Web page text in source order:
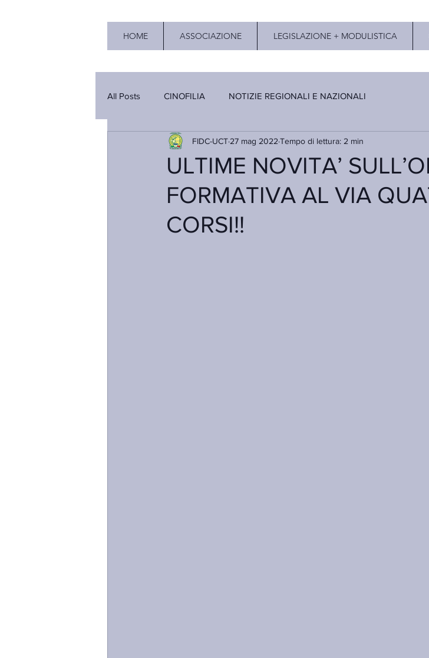
HOME ASSOCIAZIONE LEGISLAZIONE + MODULISTICA
All Posts CINOFILIA NOTIZIE REGIONALI E NAZIONALI
ULTIME NOVITA’
FORMATIVA AL VIA
CORSI!!
FIDC-UCT 27 mag 2022 Tempo di lettura: 2 min